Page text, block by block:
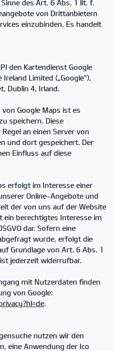
des Art. 6 Abs. 1 lit. f.
von Drittanbietern
einzubinden. Es handelt
den Kartendienst Google
Limited („Google“),
Dublin 4, Irland.
Google Maps ist es
speichern. Diese
an einen Server von
und dort gespeichert. Der
Einfluss auf diese
erfolgt im Interesse einer
Online-Angebote und
der von uns auf der Website
ein berechtigtes Interesse im
dar. Sofern eine
wurde, erfolgt die
Grundlage von Art. 6 Abs. 1
jederzeit widerrufbar.
mit Nutzerdaten finden
von Google:
.
nutzen wir den
eine Anwendung der Ico